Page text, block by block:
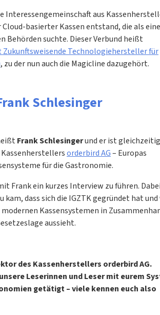
Interessengemeinschaft aus
basierter Kassen entstand, die als eine
Behörden suchte. Dieser Verbund heißt
Technologiehersteller für
, zu der nun auch die Magicline dazugehört.
Schlesinger
Frank Schlesingerund er ist gleichzeitig
orderbird AG– Europas
für die Gastronomie.
Frank ein kurzes Interview zu führen. Dabei
kam, dass sich die IGZTK gegründet hat und
Kassensystemen in
aussieht.
des Kassenherstellers orderbird AG.
Leserinnen und Leser mit eurem
getätigt – viele kennen euch also